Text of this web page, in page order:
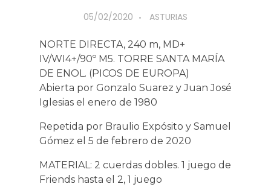
05/02/2020 ASTURIAS
NORTE DIRECTA, 240 m, MD+
IV/WI4+/90º M5. TORRE SANTA MARÍA
DE ENOL. (PICOS DE EUROPA)
Abierta por Gonzalo Suarez y Juan José
Iglesias el enero de 1980
Repetida por Braulio Expósito y Samuel
Gómez el 5 de febrero de 2020
MATERIAL: 2 cuerdas dobles. 1 juego de
Friends hasta el 2, 1 juego